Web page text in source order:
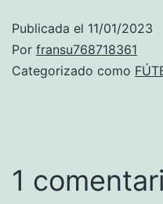
Publicada el 11/01/2023
Por fransu768718361
Categorizado como
1